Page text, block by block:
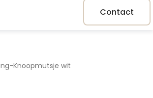
Contact
-Knoopmutsje wit